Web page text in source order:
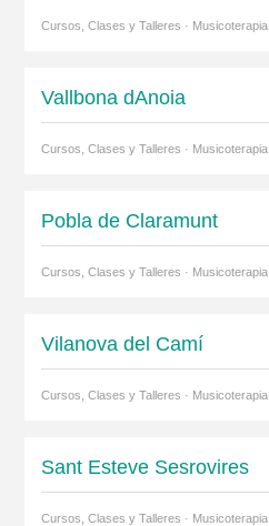
Cursos, Clases y Talleres · Musicoterapia
Vallbona dAnoia
Cursos, Clases y Talleres · Musicoterapia
Pobla de Claramunt
Cursos, Clases y Talleres · Musicoterapia
Vilanova del Camí
Cursos, Clases y Talleres · Musicoterapia
Sant Esteve Sesrovires
Cursos, Clases y Talleres · Musicoterapia